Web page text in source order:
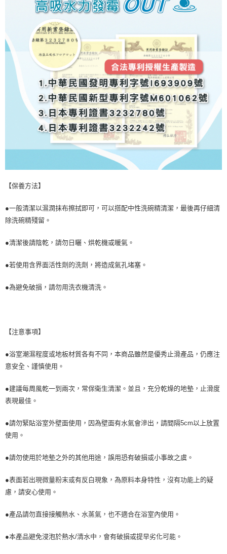
【保養方法】
●一般清潔以濕潤抹布擦拭即可，可以搭配中性洗碗精清潔，最後再仔細清
除洗碗精殘留。
●清潔後請陰乾，請勿日曬、烘乾機或暖氣。
●若使用含界面活性劑的洗劑，將造成氣孔堵塞。
●為避免破損，請勿用洗衣機清洗。
【注意事項】
●浴室潮濕程度或地板材質各有不同，本商品雖然是優秀止滑產品，仍應注
意安全、謹慎使用。
●建議每周風乾一到兩次，常保衛生清潔。並且，充分乾燥的地墊，止滑度
表現最佳。
●請勿緊貼浴室外壁面使用，因為壁面有水氣會滲出，請間隔5cm以上放置
使用。
●請勿使用於地墊之外的其他用途，誤用恐有破損或小事故之虞。
●表面若出現微量粉末或有反白現象，為原料本身特性，沒有功能上的疑
慮，請安心使用。
●產品請勿直接接觸熱水、水蒸氣，也不適合在浴室內使用。
●本產品避免浸泡於熱水/清水中，會有破損或提早劣化可能。